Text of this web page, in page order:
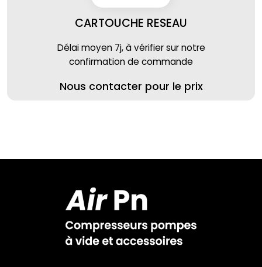
CARTOUCHE RESEAU
Délai moyen 7j, à vérifier sur notre
confirmation de commande
Nous contacter pour le prix